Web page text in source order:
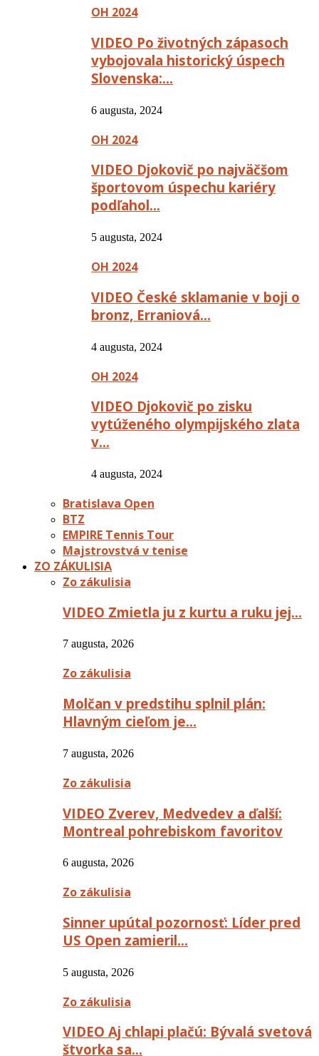
OH 2024
VIDEO Po životných zápasoch
vybojovala historický úspech
Slovenska:…
6 augusta, 2024
OH 2024
VIDEO Djokovič po najväčšom
športovom úspechu kariéry
podľahol…
5 augusta, 2024
OH 2024
VIDEO České sklamanie v boji o
bronz, Erraniová…
4 augusta, 2024
OH 2024
VIDEO Djokovič po zisku
vytúženého olympijského zlata
v…
4 augusta, 2024
Bratislava Open
BTZ
EMPIRE Tennis Tour
Majstrovstvá v tenise
ZO ZÁKULISIA
Zo zákulisia
VIDEO Zmietla ju z kurtu a ruku jej…
7 augusta, 2026
Zo zákulisia
Molčan v predstihu splnil plán:
Hlavným cieľom je…
7 augusta, 2026
Zo zákulisia
VIDEO Zverev, Medvedev a ďalší:
Montreal pohrebiskom favoritov
6 augusta, 2026
Zo zákulisia
Sinner upútal pozornosť: Líder pred
US Open zamieril…
5 augusta, 2026
Zo zákulisia
VIDEO Aj chlapi plačú: Bývalá svetová
štvorka sa…